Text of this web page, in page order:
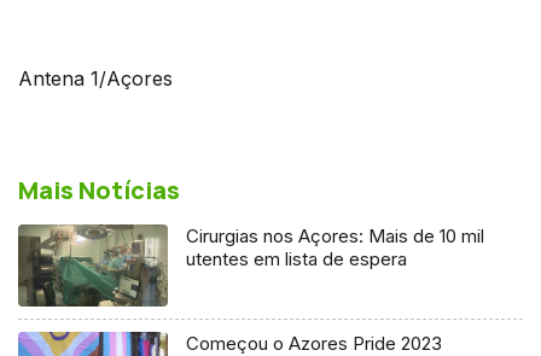
Antena 1/Açores
Mais Notícias
Cirurgias nos Açores: Mais de 10 mil
utentes em lista de espera
Começou o Azores Pride 2023